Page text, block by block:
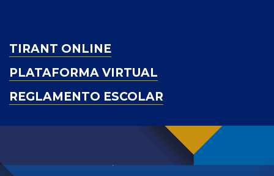
TIRANT ONLINE
PLATAFORMA VIRTUAL
REGLAMENTO ESCOLAR